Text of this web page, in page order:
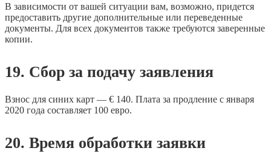
В зависимости от вашей ситуации вам, возможно, придется
предоставить другие дополнительные или переведенные
документы. Для всех документов также требуются заверенные
копии.
19. Сбор за подачу заявления
Взнос для синих карт — € 140. Плата за продление с января
2020 года составляет 100 евро.
20. Время обработки заявки